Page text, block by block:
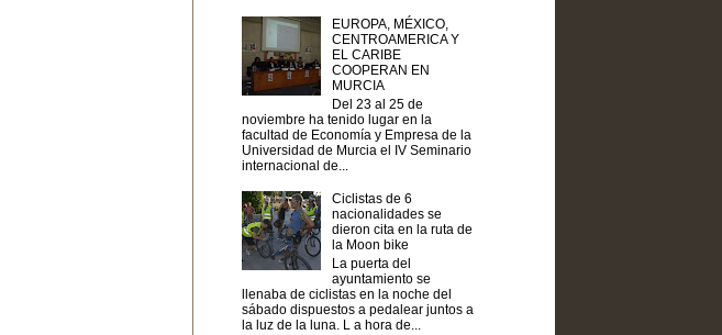
EUROPA, MÉXICO,
CENTROAMERICA Y
EL CARIBE
COOPERAN EN
MURCIA
Del 23 al 25 de
noviembre ha tenido lugar en la
facultad de Economía y Empresa de la
Universidad de Murcia el IV Seminario
internacional de...
Ciclistas de 6
nacionalidades se
dieron cita en la ruta de
la Moon bike
La puerta del
ayuntamiento se
llenaba de ciclistas en la noche del
sábado dispuestos a pedalear juntos a
la luz de la luna. L a hora de...